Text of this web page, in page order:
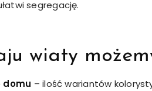
segregację.
wiaty
domu – ilość wariantów